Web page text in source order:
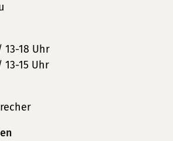
13-18 Uhr
13-15 Uhr